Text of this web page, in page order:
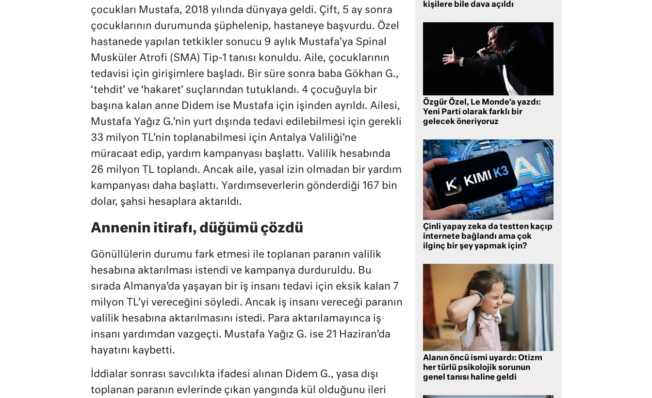
çocukları Mustafa, 2018 yılında dünyaya geldi. Çift, 5 ay sonra
çocuklarının durumunda şüphelenip, hastaneye başvurdu. Özel
hastanede yapılan tetkikler sonucu 9 aylık Mustafa’ya Spinal
Musküler Atrofi (SMA) Tip-1 tanısı konuldu. Aile, çocuklarının
tedavisi için girişimlere başladı. Bir süre sonra baba Gökhan G.,
‘tehdit’ ve ‘hakaret’ suçlarından tutuklandı. 4 çocuğuyla bir
başına kalan anne Didem ise Mustafa için işinden ayrıldı. Ailesi,
Mustafa Yağız G.’nin yurt dışında tedavi edilebilmesi için gerekli
33 milyon TL’nin toplanabilmesi için Antalya Valiliği’ne
müracaat edip, yardım kampanyası başlattı. Valilik hesabında
26 milyon TL toplandı. Ancak aile, yasal izin olmadan bir yardım
kampanyası daha başlattı. Yardımseverlerin gönderdiği 167 bin
dolar, şahsi hesaplara aktarıldı.
Annenin itirafı, düğümü çözdü
Gönüllülerin durumu fark etmesi ile toplanan paranın valilik
hesabına aktarılması istendi ve kampanya durduruldu. Bu
sırada Almanya’da yaşayan bir iş insanı tedavi için eksik kalan 7
milyon TL’yi vereceğini söyledi. Ancak iş insanı vereceği paranın
valilik hesabına aktarılmasını istedi. Para aktarılamayınca iş
insanı yardımdan vazgeçti. Mustafa Yağız G. ise 21 Haziran’da
hayatını kaybetti.
İddialar sonrası savcılıkta ifadesi alınan Didem G., yasa dışı
toplanan paranın evlerinde çıkan yangında kül olduğunu ileri
kişilere bile dava açıldı
Özgür Özel, Le Monde’a yazdı:
Yeni Parti olarak farklı bir
gelecek öneriyoruz
Çinli yapay zeka da testten kaçıp
internete bağlandı ama çok
ilginç bir şey yapmak için?
Alanın öncü ismi uyardı: Otizm
her türlü psikolojik sorunun
genel tanısı haline geldi